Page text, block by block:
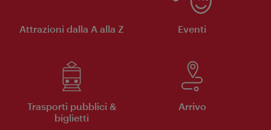
Attrazioni dalla A alla Z Eventi
Trasporti pubblici &
biglietti
Arrivo